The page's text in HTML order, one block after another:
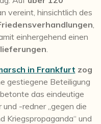
vereint, hinsichtlich des
einhergehend einen
in Frankfurt zog
gestiegene Beteiligung
das eindeutige
-redner „ gegen die
Kriegspropaganda“ und